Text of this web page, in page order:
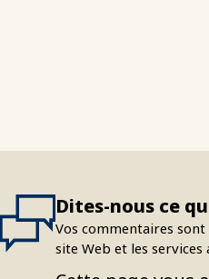
Dites-nous ce
Vos commentaires
site Web et les services